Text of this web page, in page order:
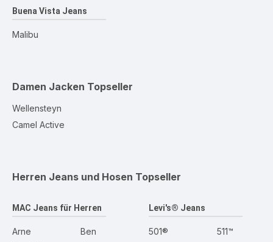
Buena Vista Jeans
Malibu
Damen Jacken Topseller
Wellensteyn
Camel Active
Herren Jeans und Hosen Topseller
MAC Jeans für Herren
Arne
Ben
Levi's® Jeans
501® 511™